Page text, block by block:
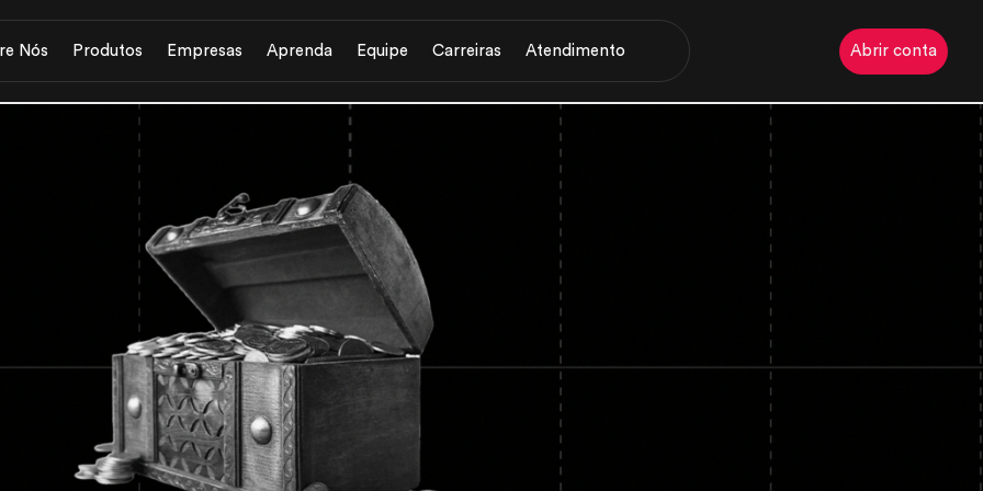
Nós Produtos Empresas Aprenda Equipe Carreiras Atendimento Abrir conta